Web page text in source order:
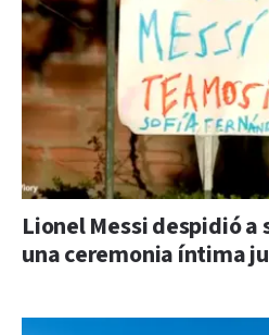
Lionel Messi despidió a
una ceremonia íntima